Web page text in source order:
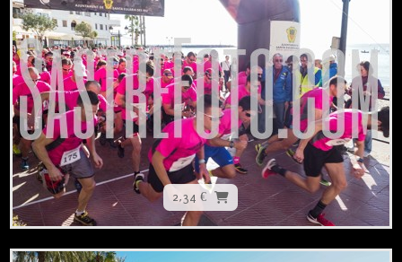
2,34 €